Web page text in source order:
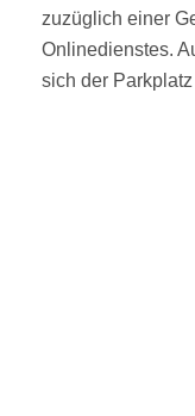
zuzüglich einer
Onlinedienstes.
sich der